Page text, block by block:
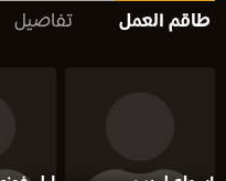
طاقم العمل تفاصيل